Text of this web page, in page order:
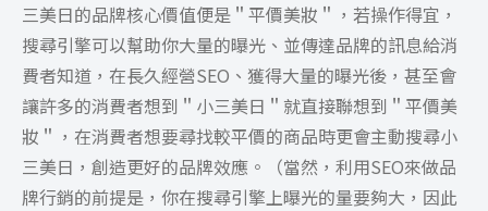
三美日的品牌核心價值便是＂平價美妝＂，若操作得宜，
搜尋引擎可以幫助你大量的曝光、並傳達品牌的訊息給消
費者知道，在長久經營SEO、獲得大量的曝光後，甚至會
讓許多的消費者想到＂小三美日＂就直接聯想到＂平價美
妝＂，在消費者想要尋找較平價的商品時更會主動搜尋小
三美日，創造更好的品牌效應。（當然，利用SEO來做品
牌行銷的前提是，你在搜尋引擎上曝光的量要夠大，因此